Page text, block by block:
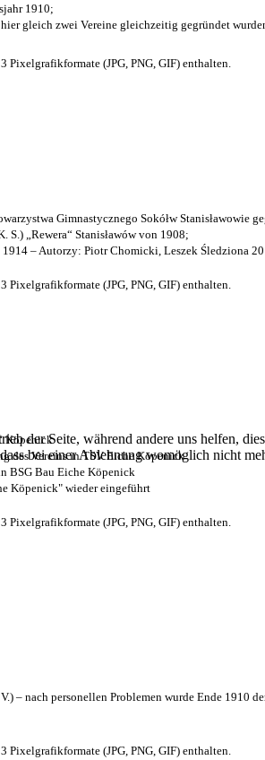
der Seite, während andere uns helfen,
bei einer Ablehnung womöglich nicht
1910;
gleich zwei Vereine gleichzeitig gegründet
(JPG, PNG, GIF) enthalten.
Gimnastycznego Sokółw Stanisławowie
S.) „Rewera“ Stanisławów von 1908;
– Autorzy: Piotr Chomicki, Leszek Śledziona
(JPG, PNG, GIF) enthalten.
Köpenick
des Vereins in TSV Eiche Köpenick
BSG Bau Eiche Köpenick
Köpenick" wieder eingeführt
(JPG, PNG, GIF) enthalten.
– nach personellen Problemen wurde Ende
(JPG, PNG, GIF) enthalten.